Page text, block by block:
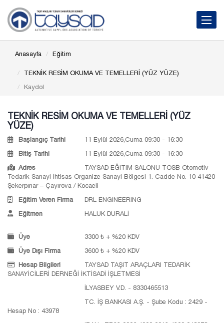
Toggle
Anasayfa Eğitim
TEKNİK RESİM OKUMA VE TEMELLERİ (YÜZ YÜZE)
Kaydol
TEKNİK RESİM OKUMA VE TEMELLERİ (YÜZ
YÜZE)
Başlangıç Tarihi
11 Eylül 2026,Cuma 09:30 - 16:30
Bitiş Tarihi
11 Eylül 2026,Cuma 09:30 - 16:30
Adres
TAYSAD EĞİTİM SALONU TOSB Otomotiv
Tedarik Sanayi İhtisas Organize Sanayi Bölgesi 1. Cadde No. 10 41420
Şekerpınar – Çayırova / Kocaeli
Eğitim Veren Firma
DRL ENGINEERING
Eğitmen
HALUK DURALİ
Üye
3300 ₺ + %20 KDV
Üye Dışı Firma
3600 ₺ + %20 KDV
Hesap Bilgileri
TAYSAD TAŞIT ARAÇLARI TEDARİK
SANAYİCİLERİ DERNEĞİ İKTİSADİ İŞLETMESİ
İLYASBEY V.D. - 8330465513
TC. İŞ BANKASI A.Ş. - Şube Kodu : 2429 -
Hesap No : 43978